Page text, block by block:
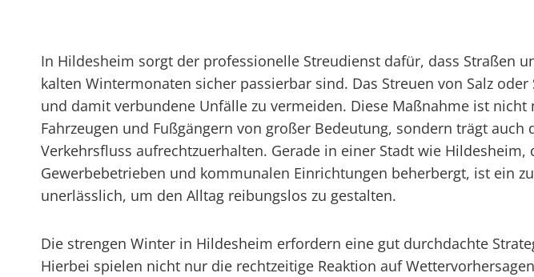
In Hildesheim sorgt der professionelle Streudienst dafür, dass Straßen
kalten Wintermonaten sicher passierbar sind. Das Streuen von Salz
und damit verbundene Unfälle zu vermeiden. Diese Maßnahme ist
Fahrzeugen und Fußgängern von großer Bedeutung, sondern trägt auch
Verkehrsfluss aufrechtzuerhalten. Gerade in einer Stadt wie Hildesheim,
Gewerbebetrieben und kommunalen Einrichtungen beherbergt, ist ein
unerlässlich, um den Alltag reibungslos zu gestalten.
Die strengen Winter in Hildesheim erfordern eine gut durchdachte
Hierbei spielen nicht nur die rechtzeitige Reaktion auf